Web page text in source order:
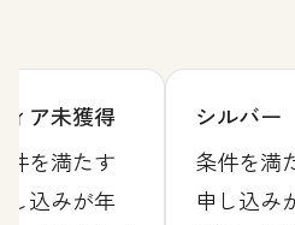
ィア未獲得
件を満たす
し込みが年
シルバー
条件を満
申し込み